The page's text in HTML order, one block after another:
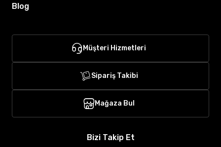
Blog
Müşteri Hizmetleri
Sipariş Takibi
Mağaza Bul
Bizi Takip Et